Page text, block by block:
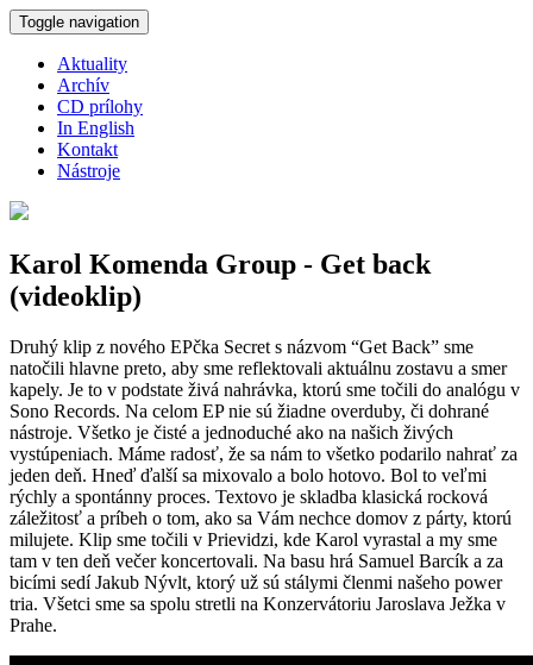
Skočiť na hlavný obsah
Toggle navigation
Aktuality
Archív
CD prílohy
In English
Kontakt
Nástroje
Karol Komenda Group - Get back
(videoklip)
Druhý klip z nového EPčka Secret s názvom “Get Back” sme
natočili hlavne preto, aby sme reflektovali aktuálnu zostavu a smer
kapely. Je to v podstate živá nahrávka, ktorú sme točili do analógu v
Sono Records. Na celom EP nie sú žiadne overduby, či dohrané
nástroje. Všetko je čisté a jednoduché ako na našich živých
vystúpeniach. Máme radosť, že sa nám to všetko podarilo nahrať za
jeden deň. Hneď ďalší sa mixovalo a bolo hotovo. Bol to veľmi
rýchly a spontánny proces. Textovo je skladba klasická rocková
záležitosť a príbeh o tom, ako sa Vám nechce domov z párty, ktorú
milujete. Klip sme točili v Prievidzi, kde Karol vyrastal a my sme
tam v ten deň večer koncertovali. Na basu hrá Samuel Barcík a za
bicími sedí Jakub Nývlt, ktorý už sú stálymi členmi našeho power
tria. Všetci sme sa spolu stretli na Konzervátoriu Jaroslava Ježka v
Prahe.